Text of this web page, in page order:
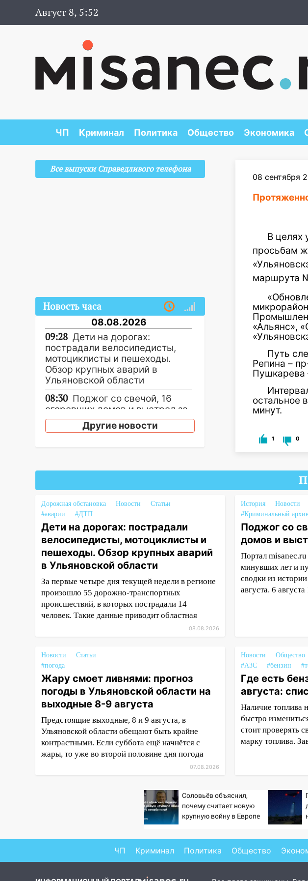
Август 8, 5:52
ЧП Криминал Политика Общество Экономика
08 сентября
В целях
просьбам
маршрута
«Альянс»,
Путь
Репина –
Пушкарева
остальное
минут.
1 0
Все выпуски Справедливого телефона
Новость часа
08.08.2026
09:28 Дети на дорогах:
пострадали велосипедисты,
мотоциклисты и пешеходы.
Обзор крупных аварий в
Ульяновской области
08:30 Поджог со свечой, 16
сгоревших домов и выстрел за
водку
06:45
закрытым до утра 10 августа
05:18 Судьба готовит сюрприз:
гороскоп на 8 августа — кому
повезет с деньгами, а кого
ждет неожиданная встреча
04:47 В Ульяновской области
объявили ракетную опасность:
звучат сирены
07.08.2026
20:40 Ульяновские аграрии
смогут купить тракторы с
19:34
управлении состоялось
торжественное мероприятие,
приуроченное к празднованию
Дня сотрудника органов
следствия Российской
19:30 Ульяновцев приглашают
поддержать «Симбирскую
чебурашку» на фестивале
стала пилотным регионом
больницы поступили шесть
Другие новости
Дорожная обстановка Новости
Статьи
#аварии
#ДТП
Дети на дорогах: пострадали
велосипедисты, мотоциклисты и
пешеходы. Обзор крупных аварий
в Ульяновской области
За первые четыре дня текущей недели в регионе
произошло 55 дорожно-транспортных
происшествий, в которых пострадали 14
человек. Такие данные приводит областная
08.08.2026
История Новости
#Криминальный архив
Поджог со
домов и
Портал
минувших лет и
сводки из
августа. 6
Новости
Статьи
#погода
Жару смоет ливнями: прогноз
погоды в Ульяновской области на
выходные 8-9 августа
Предстоящие выходные, 8 и 9 августа, в
Ульяновской области обещают быть крайне
контрастными. Если суббота ещё начнётся с
жары, то уже во второй половине дня погода
07.08.2026
Новости Общество
#АЗС
#бензин
Где есть
августа:
Наличие топлива
быстро
стоит проверять
марку топлива.
Соловьёв объяснил,
почему считает новую
крупную войну в Европе
ЧП Криминал Политика Общество